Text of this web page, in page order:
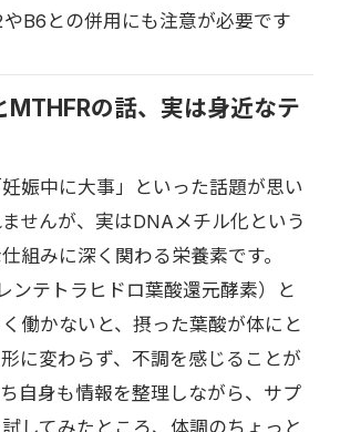
やB6との併用にも注意が必要です
MTHFRの話、実は身近なテ
娠中に大事」といった話題が思い
せんが、実はDNAメチル化という
組みに深く関わる栄養素です。
ンテトラヒドロ葉酸還元酵素）と
働かないと、摂った葉酸が体にと
に変わらず、不調を感じることが
自身も情報を整理しながら、サプ